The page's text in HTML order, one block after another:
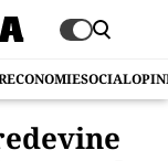
ECONOMIESOCIAL